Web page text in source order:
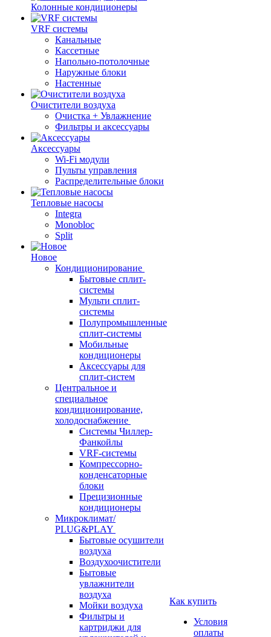
Колонные кондиционеры
VRF системы
Канальные
Кассетные
Напольно-потолочные
Наружные блоки
Настенные
Очистители воздуха
Очистка + Увлажнение
Фильтры и аксессуары
Аксессуары
Wi-Fi модули
Пульты управления
Распределительные блоки
Тепловые насосы
Integra
Monobloc
Split
Новое
Кондиционирование
Бытовые сплит-
системы
Мульти сплит-
системы
Полупромышленные
сплит-системы
Мобильные
кондиционеры
Аксессуары для
сплит-систем
Центральное и
специальное
кондиционирование,
холодоснабжение
Системы Чиллер-
Фанкойлы
VRF-системы
Компрессорно-
конденсаторные
блоки
Прецизионные
кондиционеры
Микроклимат/
PLUG&PLAY
Бытовые осушители
воздуха
Воздухоочистители
Бытовые
увлажнители
воздуха
Мойки воздуха
Фильтры и
картриджи для
Как купить
Условия
оплаты